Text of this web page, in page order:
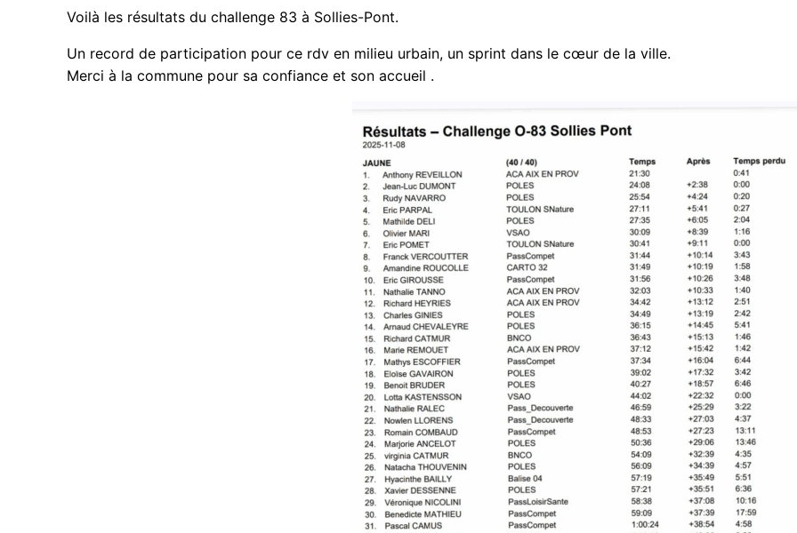
Voilà les résultats du challenge 83 à Sollies-Pont.
Un record de participation pour ce rdv en milieu urbain, un sprint dans le cœur de la ville.
Merci à la commune pour sa confiance et son accueil .